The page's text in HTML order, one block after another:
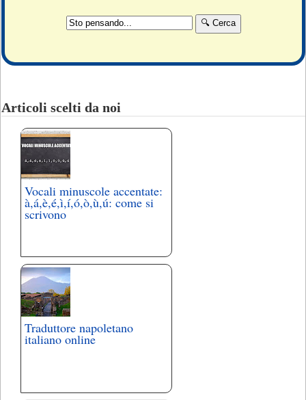
Articoli scelti da noi
Vocali minuscole accentate:
à,á,è,é,ì,í,ó,ò,ù,ú: come si
scrivono
Traduttore napoletano
italiano online